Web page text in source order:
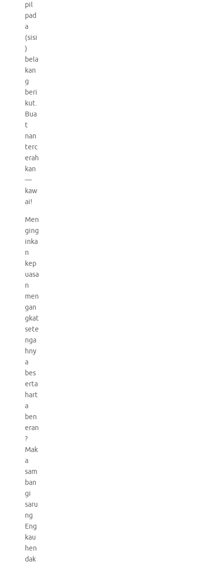
pil
pad
a
(sisi
)
bela
kan
g
beri
kut.
Bua
t
nan
terc
erah
kan
—
kaw
ai!
Men
ging
inka
n
kep
uasa
n
men
gan
gkat
sete
nga
hny
a
bes
erta
hart
a
ben
eran
?
Mak
a
sam
ban
gi
saru
ng
Eng
kau
hen
dak